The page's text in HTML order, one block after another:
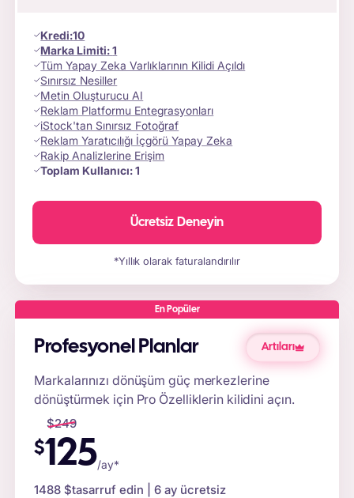
Kredi:10
Marka Limiti:1
Tüm Yapay Zeka Varlıklarının Kilidi Açıldı
Sınırsız Nesiller
Metin Oluşturucu AI
Reklam Platformu Entegrasyonları
iStock'tan Sınırsız Fotoğraf
Reklam Yaratıcılığı İçgörü Yapay Zeka
Rakip Analizlerine Erişim
Toplam Kullanıcı:1
Ücretsiz Deneyin
*Yıllık olarak faturalandırılır
En Popüler
Profesyonel Planlar Artıları
Markalarınızı dönüşüm güç merkezlerine
dönüştürmek için Pro Özelliklerin kilidini açın.
$249
$125/ay*
1488 $tasarruf edin | 6 ay ücretsiz